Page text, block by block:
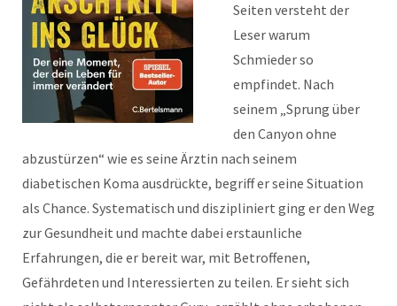
Seiten versteht der
Leser warum
Schmieder so
empfindet. Nach
seinem „Sprung über
den Canyon ohne
abzustürzen“ wie es seine Ärztin nach seinem
diabetischen Koma ausdrückte, begriff er seine Situation
als Chance. Systematisch und diszipliniert ging er den Weg
zur Gesundheit und machte dabei erstaunliche
Erfahrungen, die er bereit war, mit Betroffenen,
Gefährdeten und Interessierten zu teilen. Er sieht sich